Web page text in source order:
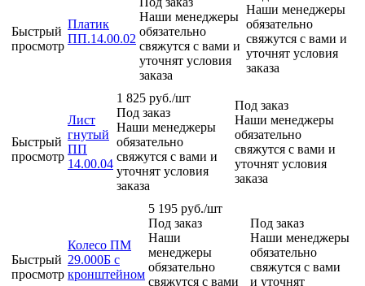
Быстрый
просмотр
Платик
ПП.14.00.02
Наши менеджеры
обязательно
свяжутся с вами и
уточнят условия
заказа
Наши менеджеры
обязательно
свяжутся с вами и
уточнят условия
заказа
Быстрый
просмотр
Лист
гнутый
ПП
14.00.04
1 825 руб./шт
Под заказ
Наши менеджеры
обязательно
свяжутся с вами и
уточнят условия
заказа
Под заказ
Наши менеджеры
обязательно
свяжутся с вами и
уточнят условия
заказа
Быстрый
просмотр
Колесо ПМ
29.000Б с
кронштейном
5 195 руб./шт
Под заказ
Наши
менеджеры
обязательно
свяжутся с вами
Под заказ
Наши менеджеры
обязательно
свяжутся с вами
и уточнят